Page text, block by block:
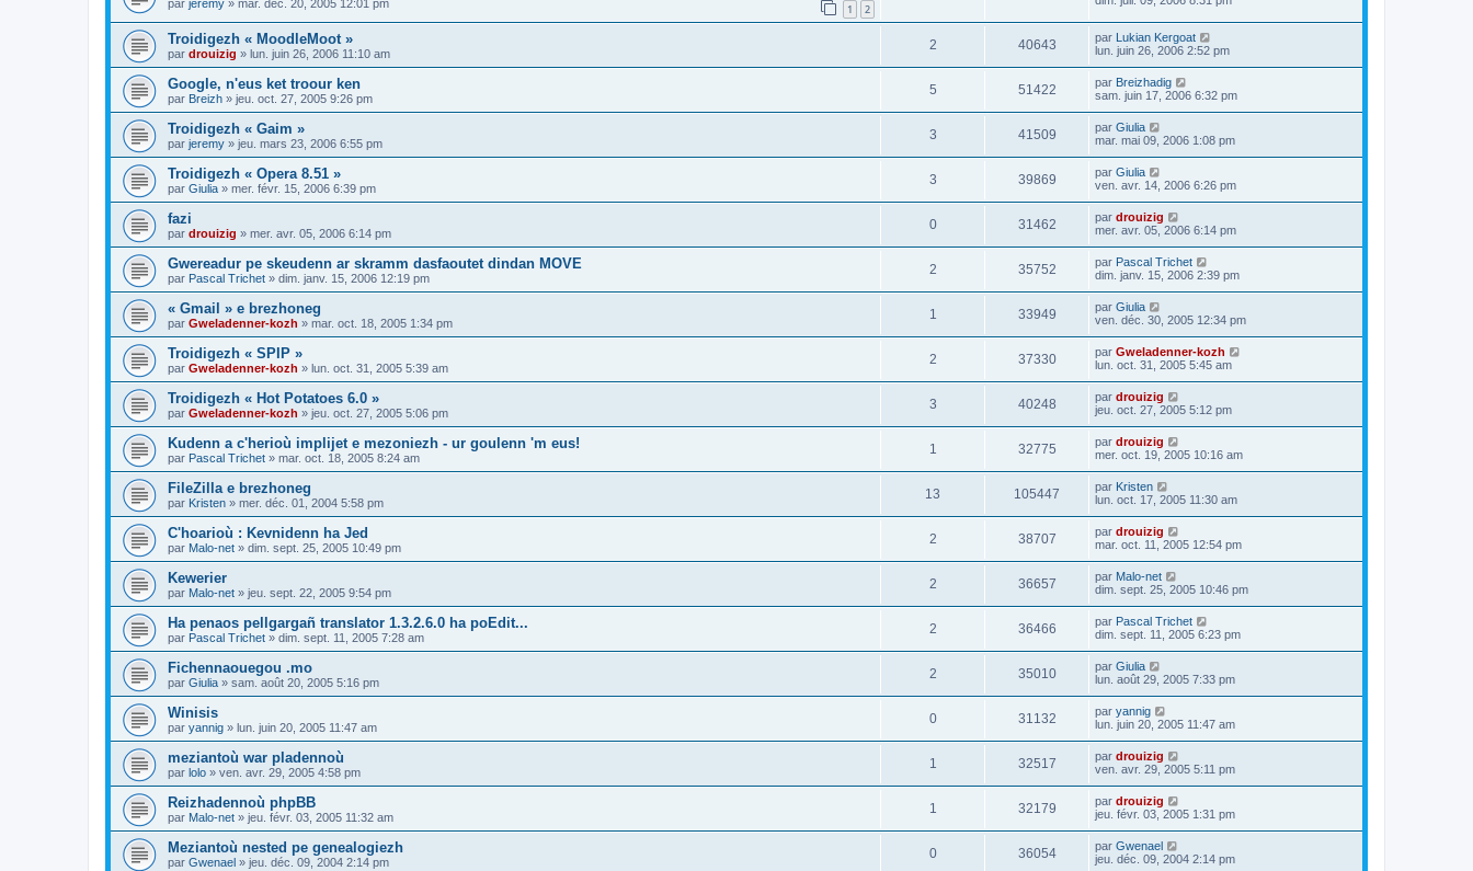
par jeremy » mar. déc. 20, 2005 12:01 pm 1 2
Troidigezh « MoodleMoot »
par drouizig » lun. juin 26, 2006 11:10 am
2 40643 par Lukian Kergoat
lun. juin 26, 2006 2:52 pm
Google, n'eus ket troour ken
par Breizh » jeu. oct. 27, 2005 9:26 pm
5 51422 par Breizhadig
sam. juin 17, 2006 6:32 pm
Troidigezh « Gaim »
par jeremy » jeu. mars 23, 2006 6:55 pm
3 41509 par Giulia
mar. mai 09, 2006 1:08 pm
Troidigezh « Opera 8.51 »
par Giulia » mer. févr. 15, 2006 6:39 pm
3 39869 par Giulia
ven. avr. 14, 2006 6:26 pm
fazi
par drouizig » mer. avr. 05, 2006 6:14 pm
0 31462 par drouizig
mer. avr. 05, 2006 6:14 pm
Gwereadur pe skeudenn ar skramm dasfaoutet dindan MOVE
par Pascal Trichet » dim. janv. 15, 2006 12:19 pm
2 35752 par Pascal Trichet
dim. janv. 15, 2006 2:39 pm
« Gmail » e brezhoneg
par Gweladenner-kozh » mar. oct. 18, 2005 1:34 pm
1 33949 par Giulia
ven. déc. 30, 2005 12:34 pm
Troidigezh « SPIP »
par Gweladenner-kozh » lun. oct. 31, 2005 5:39 am
2 37330 par Gweladenner-kozh
lun. oct. 31, 2005 5:45 am
Troidigezh « Hot Potatoes 6.0 »
par Gweladenner-kozh » jeu. oct. 27, 2005 5:06 pm
3 40248 par drouizig
jeu. oct. 27, 2005 5:12 pm
Kudenn a c'herioù implijet e mezoniezh - ur goulenn 'm eus!
par Pascal Trichet » mar. oct. 18, 2005 8:24 am
1 32775 par drouizig
mer. oct. 19, 2005 10:16 am
FileZilla e brezhoneg
par Kristen » mer. déc. 01, 2004 5:58 pm
13 105447 par Kristen
lun. oct. 17, 2005 11:30 am
C'hoarioù : Kevnidenn ha Jed
par Malo-net » dim. sept. 25, 2005 10:49 pm
2 38707 par drouizig
mar. oct. 11, 2005 12:54 pm
Kewerier
par Malo-net » jeu. sept. 22, 2005 9:54 pm
2 36657 par Malo-net
dim. sept. 25, 2005 10:46 pm
Ha penaos pellgargañ translator 1.3.2.6.0 ha poEdit...
par Pascal Trichet » dim. sept. 11, 2005 7:28 am
2 36466 par Pascal Trichet
dim. sept. 11, 2005 6:23 pm
Fichennaouegou .mo
par Giulia » sam. août 20, 2005 5:16 pm
2 35010 par Giulia
lun. août 29, 2005 7:33 pm
Winisis
par yannig » lun. juin 20, 2005 11:47 am
0 31132 par yannig
lun. juin 20, 2005 11:47 am
meziantoù war pladennoù
par lolo » ven. avr. 29, 2005 4:58 pm
1 32517 par drouizig
ven. avr. 29, 2005 5:11 pm
Reizhadennoù phpBB
par Malo-net » jeu. févr. 03, 2005 11:32 am
1 32179 par drouizig
jeu. févr. 03, 2005 1:31 pm
Meziantoù nested pe genealogiezh
par Gwenael » jeu. déc. 09, 2004 2:14 pm
0 36054 par Gwenael
jeu. déc. 09, 2004 2:14 pm